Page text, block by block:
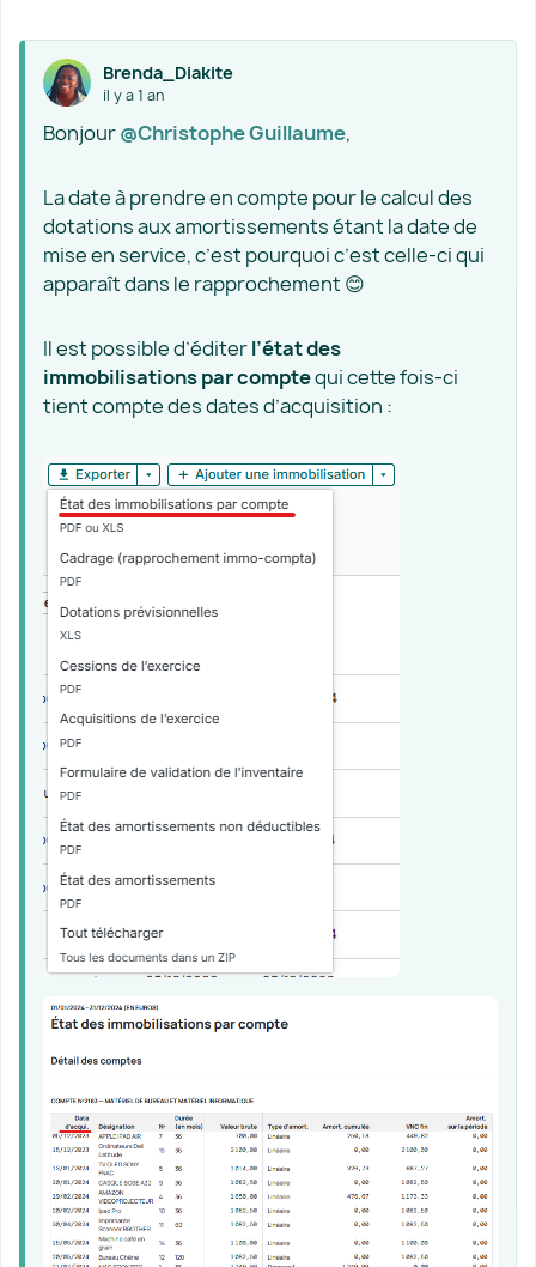
Brenda_Diakite
il y a 1 an
Bonjour ​@Christophe Guillaume,
La date à prendre en compte pour le calcul des
dotations aux amortissements étant la date de
mise en service, c’est pourquoi c’est celle-ci qui
apparaît dans le rapprochement 😊
Il est possible d’éditerl’état des
immobilisations par comptequi cette fois-ci
tient compte des dates d’acquisition :